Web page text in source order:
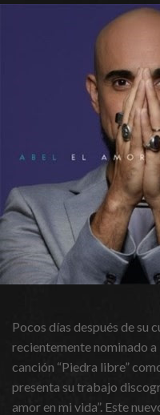
Pocos días después de su
recientemente nominado
canción “Piedra libre”
presenta su trabajo
amor en mi vida”. Este